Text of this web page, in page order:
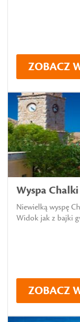
ZOBACZ
Wyspa
Niewielką wyspę
Widok jak z bajki
ZOBACZ